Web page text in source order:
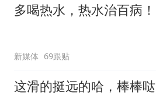
多喝热水，热水治百病！
新媒体 69跟贴
这滑的挺远的哈，棒棒哒